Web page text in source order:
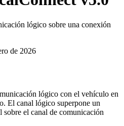
lógico sobre una conexión
de 2026
lógico con el vehículo en
El canal lógico superpone un
el canal de comunicación